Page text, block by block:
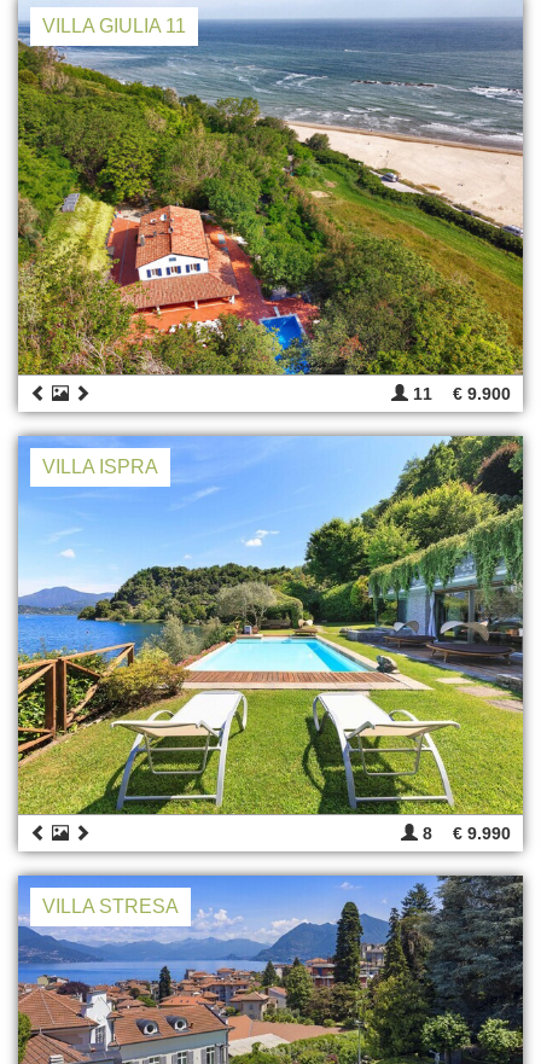
VILLA GIULIA 11
11 € 9.900
VILLA ISPRA
8 € 9.990
VILLA STRESA